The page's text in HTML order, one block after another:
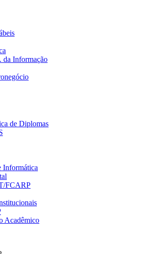
da Informação
de Diplomas
Informática
FCARP
Acadêmico